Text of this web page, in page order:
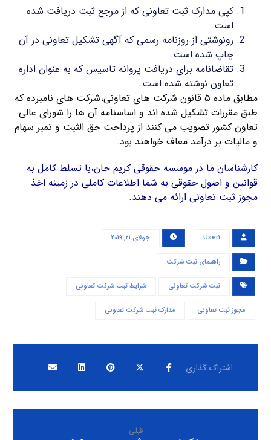
کپی مدارک ثبت تعاونی که از مرجع ثبت دریافت شده
است.
رونوشتی از روزنامه رسمی که آگهی تشکیل تعاونی در آن
چاپ شده است.
تقاضانامه برای دریافت پروانه تاسیس که به عنوان اداره
تعاون نوشته شده است.
مطابق ماده ۵ قانون شرکت های تعاونی،شرکت های نامبرده که
طبق مقررات تشکیل شده اند و اساسنامه آن ها را شورای عالی
تعاون کشور تصویب می کنند از پرداخت حق الثبت و تمبر سهام
و مالیات بر درآمد معاف خواهند بود.
کارشناسان ما در موسسه حقوقی کریم خان،با تسلط کامل به
قوانین و اصول حقوقی به شما اطلاعات کاملی در زمینه اخذ
مجوز ثبت تعاونی ارائه می دهند.
User۱ جولای ۲۱, ۲۰۱۹
راهنمای ثبت شرکت
ثبت شرکت تعاونی شرایط ثبت شرکت تعاونی
مجوز ثبت تعاونی مدارک ثبت شرکت تعاونی
قبلی